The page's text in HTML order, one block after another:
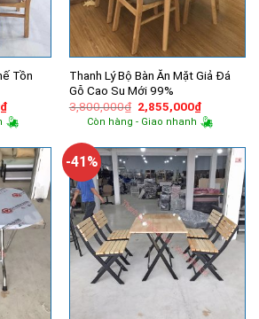
Tồn
₫Giá
hiện
tại
3,050,000₫.
Thanh Lý Bộ Bàn Ăn Mặt Giả Đá
Gỗ Cao Su Mới 99%
3,800,000₫ Giá
gốc
là:
2,855,000₫Giá
hiện
tại
Còn hàng - Giao nhanh
-41%